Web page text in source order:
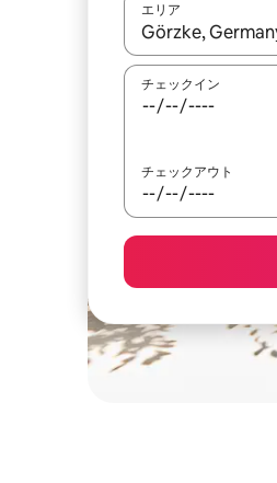
エリア
検索結果が表示さ
チェックイン
チェックアウト